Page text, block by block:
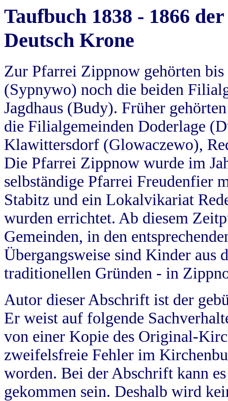
Taufbuch 1838 - 1866
Deutsch Krone
Zur Pfarrei Zippnow gehörten
(Sypnywo) noch die beiden
Jagdhaus (Budy). Früher
die Filialgemeinden Doderlage
Klawittersdorf (Glowaczewo),
Die Pfarrei Zippnow wurde im
selbständige Pfarrei Freudenfier
Stabitz und ein Lokalvikariat
wurden errichtet. Ab diesem
Gemeinden, in den
Übergangsweise sind Kinder aus
traditionellen Gründen - in
Autor dieser Abschrift ist der
Er weist auf folgende
von einer Kopie des Original-
zweifelsfreie Fehler im
worden. Bei der Abschrift kann
gekommen sein. Deshalb wird